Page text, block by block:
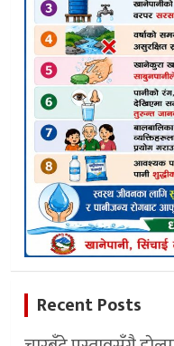
Recent Posts